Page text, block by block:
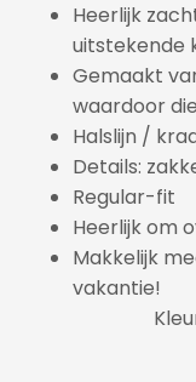
Heerlijk
uitstekende
Gemaakt
waardoor
Halslijn /
Details:
Regular-fit
Heerlijk om
Makkelijk
vakantie!